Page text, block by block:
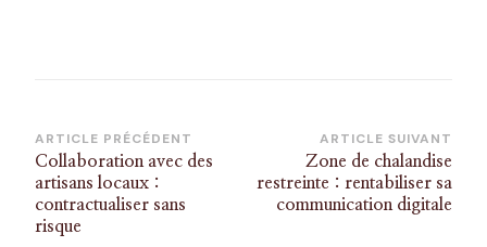
Navigation
d’article
ARTICLE PRÉCÉDENT
Collaboration avec des
artisans locaux :
contractualiser sans
risque
ARTICLE SUIVANT
Zone de chalandise
restreinte : rentabiliser sa
communication digitale